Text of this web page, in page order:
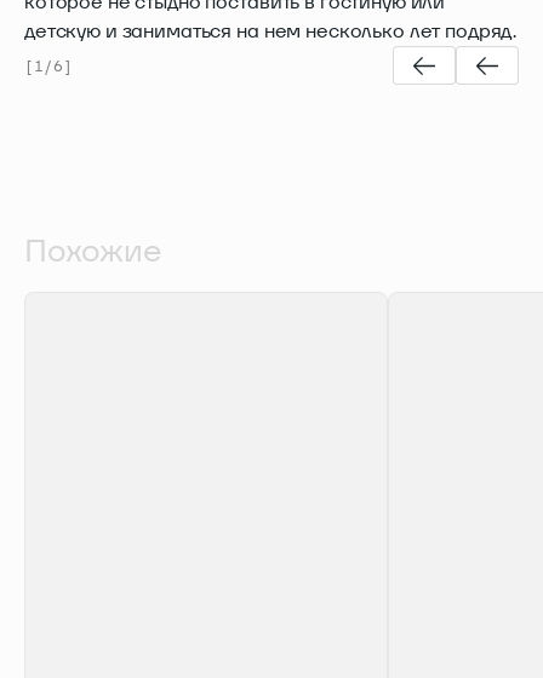
детскую и заниматься на нем несколько лет подряд.
[1 /6]
Похожие